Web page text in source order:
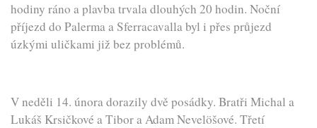
hodiny ráno a plavba trvala dlouhých 20 hodin. Noční
příjezd do Palerma a Sferracavalla byl i přes průjezd
úzkými uličkami již bez problémů.
V neděli 14. února dorazily dvě posádky. Bratři Michal a
Lukáš Krsičkové a Tibor a Adam Nevelöšové. Třetí